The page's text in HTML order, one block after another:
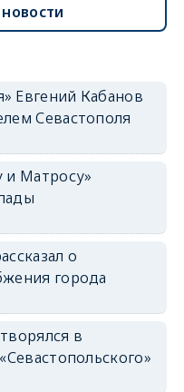
Евгений Кабанов
Севастополя
и Матросу»
о
города
в